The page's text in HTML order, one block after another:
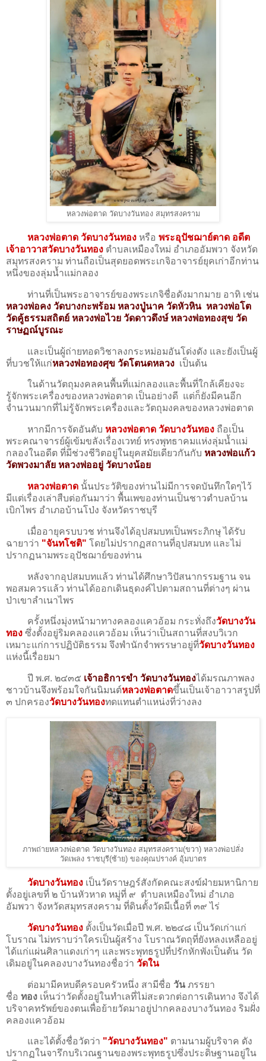
หลวงพ่อตาด วัดบางวันทอง สมุทรสงคราม
หลวงพ่อตาด วัดบางวันทอง หรือ พระอุปัชฌาย์ตาด อดีต
เจ้าอาวาสวัดบางวันทอง ตำบลเหมืองใหม่ อำเภออัมพวา จังหวัด
สมุทรสงคราม ท่านถือเป็นสุดยอดพระเกจิอาจารย์ยุคเก่าอีกท่าน
หนึ่งของลุ่มน้ำแม่กลอง
ท่านที่เป็นพระอาจารย์ของพระเกจิชื่อดังมากมาย อาทิ เช่น
หลวงพ่อคง วัดบางกะพร้อม หลวงปู่นาค วัดหัวหิน หลวงพ่อโต
วัดคู้ธรรมสถิตย์ หลวงพ่อไวย วัดดาวดึงษ์ หลวงพ่อทองสุข วัด
ราษฏณ์บูรณะ
และเป็นผู้ถ่ายทอดวิชาลงกระหม่อมอันโด่งดัง และยังเป็นผู้
ที่บวชให้แก่หลวงพ่อทองศุข วัดโตนดหลวง เป็นต้น
ในด้านวัตถุมงคลคนพื้นที่แม่กลองและพื้นที่ใกล้เคียงจะ
รู้จักพระเครื่องของหลวงพ่อตาด เป็นอย่างดี แต่ก็ยังมีคนอีก
จำนวนมากที่ไม่รู้จักพระเครื่องและวัตถุมงคลของหลวงพ่อตาด
หากมีการจัดอันดับ หลวงพ่อตาด วัดบางวันทอง ถือเป็น
พระคณาจารย์ผู้เข้มขลังเรื่องเวทย์ ทรงพุทธาคมแห่งลุ่มน้ำแม่
กลองในอดีต ที่มีช่วงชีวิตอยู่ในยุคสมัยเดียวกันกับ หลวงพ่อแก้ว
วัดพวงมาลัย หลวงพ่ออยู่ วัดบางน้อย
หลวงพ่อตาด นั้นประวัติของท่านไม่มีการจดบันทึกใดๆไว้
มีแต่เรื่องเล่าสืบต่อกันมาว่า พื้นเพของท่านเป็นชาวตำบลบ้าน
เบิกไพร อำเภอบ้านโป่ง จังหวัดราชบุรี
เมื่ออายุครบบวช ท่านจึงได้อุปสมบทเป็นพระภิกษุ ได้รับ
ฉายาว่า "จันทโชติ" โดยไม่ปรากฏสถานที่อุปสมบท และไม่
ปรากฏนามพระอุปัชฌาย์ของท่าน
หลังจากอุปสมบทแล้ว ท่านได้ศึกษาวิปัสนากรรมฐาน จน
พอสมควรแล้ว ท่านได้ออกเดินธุดงค์ไปตามสถานที่ต่างๆ ผ่าน
ป่าเขาลำเนาไพร
ครั้งหนึ่งมุ่งหน้ามาทางคลองแควอ้อม กระทั่งถึงวัดบางวัน
ทอง ซึ่งตั้งอยู่ริมคลองแควอ้อม เห็นว่าเป็นสถานที่สงบวิเวก
เหมาะแก่การปฏิบัติธรรม จึงพำนักจำพรรษาอยู่ที่วัดบางวันทอง
แห่งนี้เรื่อยมา
ปี พ.ศ. ๒๔๓๕ เจ้าอธิการขำ วัดบางวันทองได้มรณภาพลง
ชาวบ้านจึงพร้อมใจกันนิมนต์หลวงพ่อตาดขึ้นเป็นเจ้าอาวาสรูปที่
๓ ปกครองวัดบางวันทองทดแทนตำแหน่งที่ว่างลง
ภาพถ่ายหลวงพ่อตาด วัดบางวันทอง สมุทรสงคราม(ขวา) หลวงพ่อปลั่ง
วัดเพลง ราชบุรี(ซ้าย) ของคุณปรางค์ อุ้มบาตร
วัดบางวันทอง เป็นวัดราษฎร์สังกัดคณะสงฆ์ฝ่ายมหานิกาย
ตั้งอยู่เลขที่ ๒ บ้านหัวหาด หมู่ที่ ๙ ตำบลเหมืองใหม่ อำเภอ
อัมพวา จังหวัดสมุทรสงคราม ที่ดินตั้งวัดมีเนื้อที่ ๓๙ ไร่
วัดบางวันทอง ตั้งเป็นวัดเมื่อปี พ.ศ. ๒๒๔๘ เป็นวัดเก่าแก่
โบราณ ไม่ทราบว่าใครเป็นผู้สร้าง โบราณวัตถุที่ยังหลงเหลืออยู่
ได้แก่แผ่นศิลาแดงเก่าๆ และพระพุทธรูปที่ปรักหักพังเป็นต้น วัด
เดิมอยู่ในคลองบางวันทองชื่อว่า วัดใน
ต่อมามีคหบดีครอบครัวหนึ่ง สามีชื่อ วัน ภรรยา
ชื่อ ทอง เห็นว่าวัดตั้งอยู่ในทำเลที่ไม่สะดวกต่อการเดินทาง จึงได้
บริจาคทรัพย์ของตนเพื่อย้ายวัดมาอยู่ปากคลองบางวันทอง ริมฝั่ง
คลองแควอ้อม
และได้ตั้งชื่อวัดว่า "วัดบางวันทอง" ตามนามผู้บริจาค ดัง
ปรากฏในจารึกบริเวณฐานของพระพุทธรูปซึ่งประดิษฐานอยู่ใน